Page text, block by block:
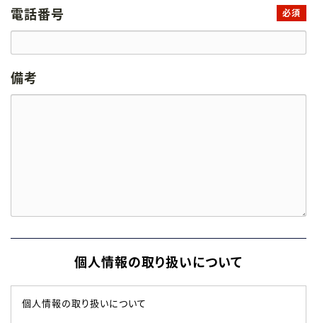
電話番号 必須
備考
個人情報の取り扱いについて
個人情報の取り扱いについて